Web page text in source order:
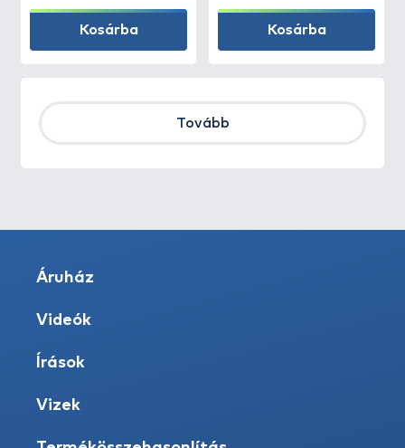
Kosárba Kosárba
Tovább
Áruház
Videók
Írások
Vizek